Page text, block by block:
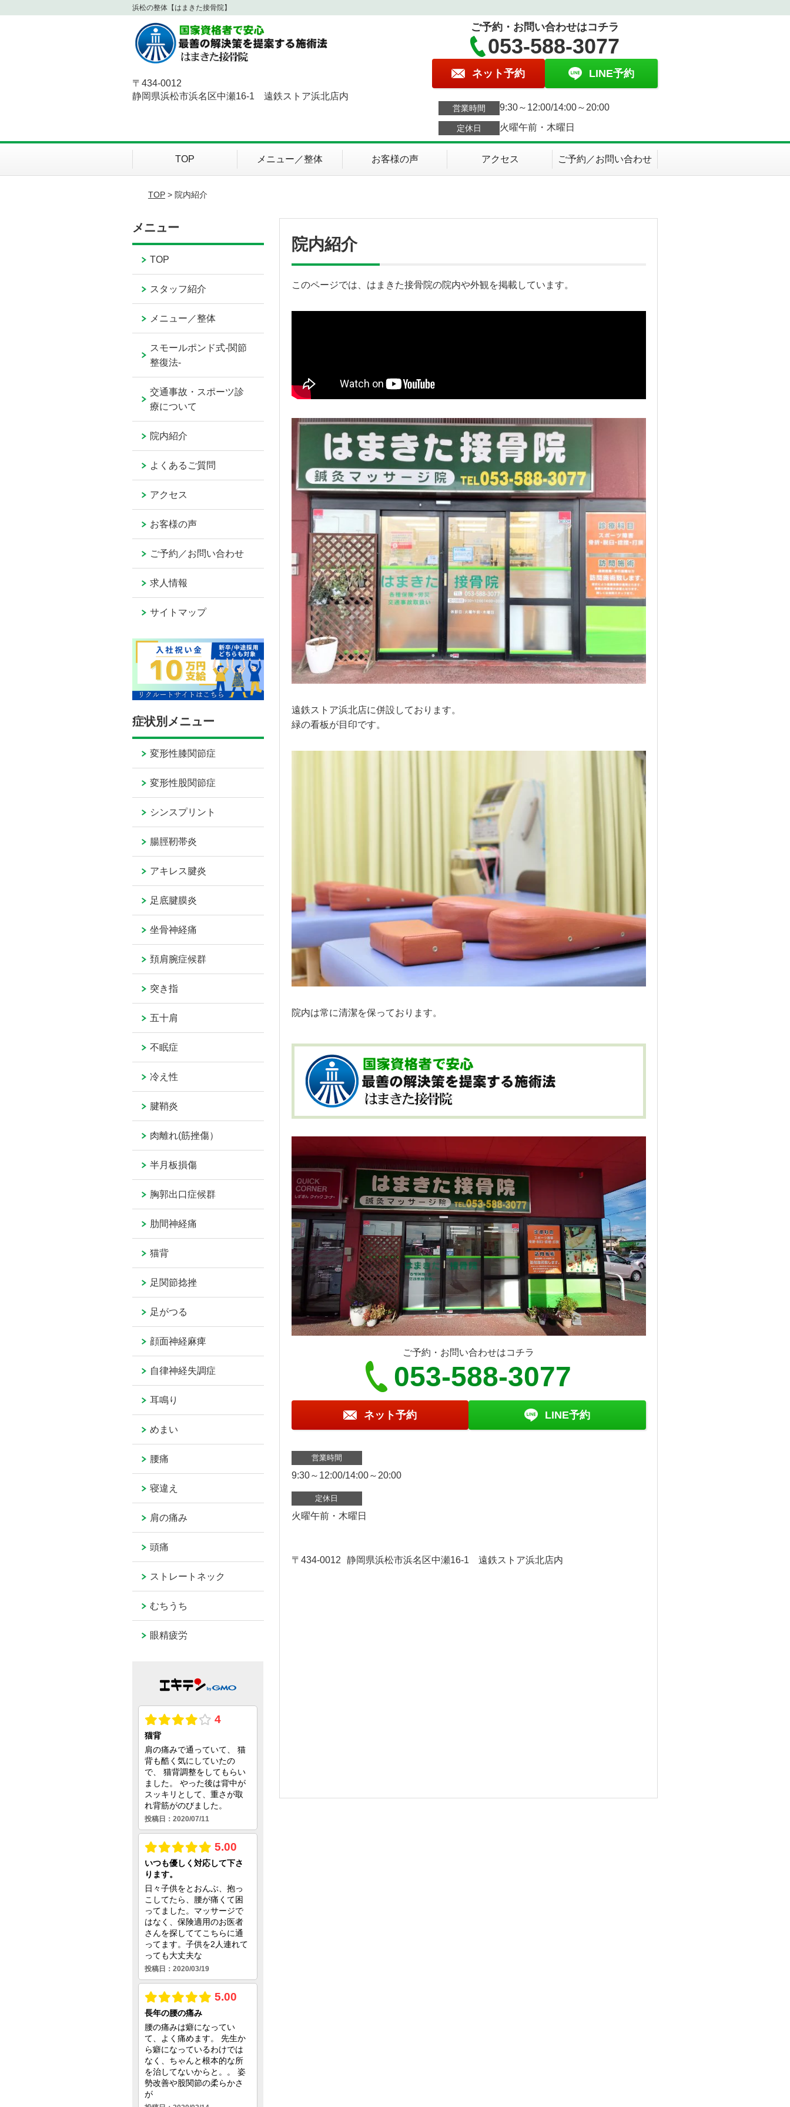
浜松の整体【はまきた接骨院】
〒434-0012
静岡県浜松市浜名区中瀬16-1 遠鉄ストア浜北店内
ご予約・お問い合わせはコチラ
053-588-3077
ネット予約 LINE予約
営業時間 9:30～12:00/14:00～20:00
定休日 火曜午前・木曜日
TOP メニュー／整体 お客様の声 アクセス ご予約／お問い合わせ
TOP> 院内紹介
院内紹介
このページでは、はまきた接骨院の院内や外観を掲載しています。
遠鉄ストア浜北店に併設しております。
緑の看板が目印です。
院内は常に清潔を保っております。
ご予約・お問い合わせはコチラ
053-588-3077
ネット予約 LINE予約
営業時間
9:30～12:00/14:00～20:00
定休日
火曜午前・木曜日
〒434-0012 静岡県浜松市浜名区中瀬16-1 遠鉄ストア浜北店内
メニュー
TOP
スタッフ紹介
メニュー／整体
スモールポンド式-関節
整復法-
交通事故・スポーツ診
療について
院内紹介
よくあるご質問
アクセス
お客様の声
ご予約／お問い合わせ
求人情報
サイトマップ
症状別メニュー
変形性膝関節症
変形性股関節症
シンスプリント
腸脛靭帯炎
アキレス腱炎
足底腱膜炎
坐骨神経痛
頚肩腕症候群
突き指
五十肩
不眠症
冷え性
腱鞘炎
肉離れ(筋挫傷）
半月板損傷
胸郭出口症候群
肋間神経痛
猫背
足関節捻挫
足がつる
顔面神経麻痺
自律神経失調症
耳鳴り
めまい
腰痛
寝違え
肩の痛み
頭痛
ストレートネック
むちうち
眼精疲労